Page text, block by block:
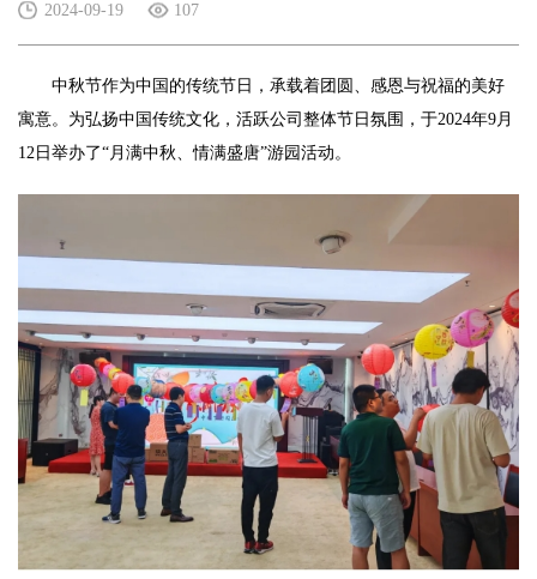
2024-09-19 107
中秋节作为中国的传统节日，承载着团圆、感恩与祝福的美好
寓意。为弘扬中国传统文化，活跃公司整体节日氛围，于2024年9月
12日举办了“月满中秋、情满盛唐”游园活动。